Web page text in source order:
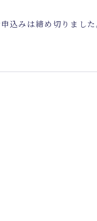
込みは締め切りました